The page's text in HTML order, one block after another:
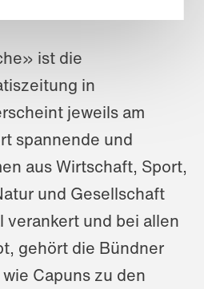
ist die
in
jeweils am
spannende und
aus Wirtschaft, Sport,
und Gesellschaft
verankert und bei allen
gehört die Bündner
Capuns zu den